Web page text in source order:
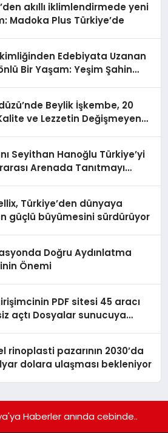
akıllı iklimlendirmede yeni
Madoka Plus Türkiye’de
Edebiyata Uzanan
Bir Yaşam: Yeşim Şahin
Beylik İşkembe, 20
ve Lezzetin Değişmeyen
Seyithan Hanoğlu Türkiye’yi
Arenada Tanıtmayı
Türkiye’den dünyaya
güçlü büyümesini sürdürüyor
Doğru Aydınlatma
Önemi
PDF sitesi 45 aracı
açtı Dosyalar sunucuya
rinoplasti pazarının 2030’da
dolara ulaşması bekleniyor
Haberler anında cebinde..